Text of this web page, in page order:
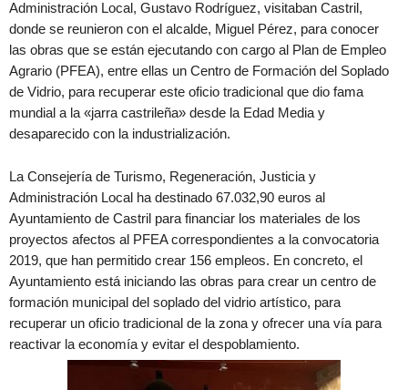
Administración Local, Gustavo Rodríguez, visitaban Castril,
donde se reunieron con el alcalde, Miguel Pérez, para conocer
las obras que se están ejecutando con cargo al Plan de Empleo
Agrario (PFEA), entre ellas un Centro de Formación del Soplado
de Vidrio, para recuperar este oficio tradicional que dio fama
mundial a la «jarra castrileña» desde la Edad Media y
desaparecido con la industrialización.
La Consejería de Turismo, Regeneración, Justicia y
Administración Local ha destinado 67.032,90 euros al
Ayuntamiento de Castril para financiar los materiales de los
proyectos afectos al PFEA correspondientes a la convocatoria
2019, que han permitido crear 156 empleos. En concreto, el
Ayuntamiento está iniciando las obras para crear un centro de
formación municipal del soplado del vidrio artístico, para
recuperar un oficio tradicional de la zona y ofrecer una vía para
reactivar la economía y evitar el despoblamiento.